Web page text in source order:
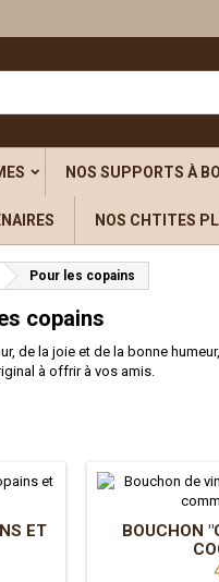
NOS SUPPORTS À
NOS CHTITES
Pour les copains
copains
de la joie et de la bonne
à offrir à vos amis.
ET
BOUCHON